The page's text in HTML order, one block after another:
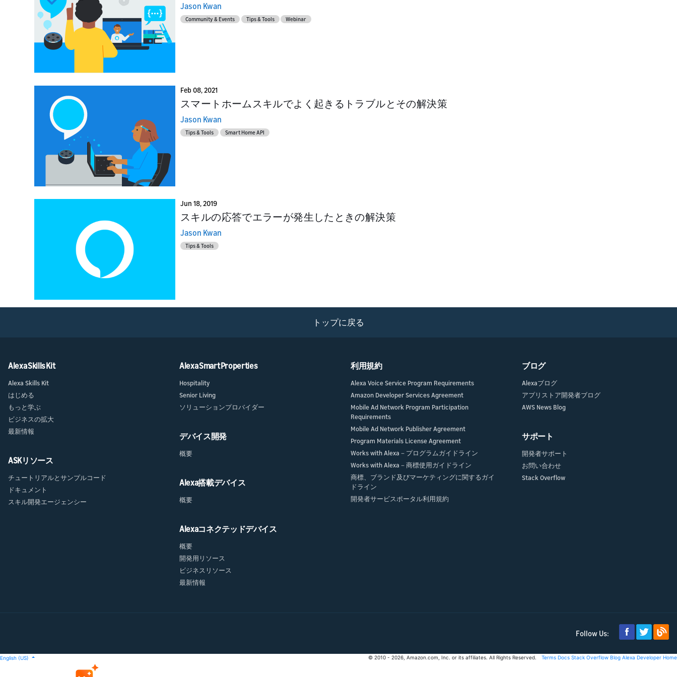
providers
Launch
Launch
Jason Kwan
Community & Events Tips & Tools Webinar
Feb 08, 2021
スマートホームスキルでよく起きるトラブルとその解決策
Jason Kwan
Tips & Tools Smart Home API
Jun 18, 2019
スキルの応答でエラーが発生したときの解決策
Jason Kwan
Tips & Tools
トップに戻る
Alexa Skills Kit
Alexa Skills Kit
はじめる
もっと学ぶ
ビジネスの拡大
最新情報
ASKリソース
チュートリアルとサンプルコード
ドキュメント
スキル開発エージェンシー
Alexa Smart Properties
Hospitality
Senior Living
ソリューションプロバイダー
デバイス開発
概要
Alexa搭載デバイス
概要
Alexaコネクテッドデバイス
概要
開発用リソース
ビジネスリソース
最新情報
利用規約
Alexa Voice Service Program Requirements
Amazon Developer Services Agreement
Mobile Ad Network Program Participation
Requirements
Mobile Ad Network Publisher Agreement
Program Materials License Agreement
Works with Alexa－プログラムガイドライン
Works with Alexa－商標使用ガイドライン
商標、ブランド及びマーケティングに関するガイ
ドライン
開発者サービスポータル利用規約
ブログ
Alexaブログ
アプリストア開発者ブログ
AWS News Blog
サポート
開発者サポート
お問い合わせ
Stack Overflow
Follow Us:
English (US) © 2010 - 2026, Amazon.com, Inc. or its affiliates. All Rights Reserved. Terms Docs Stack Overflow Blog Alexa Developer Home